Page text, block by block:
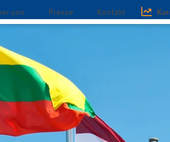
uns Presse Kontakt
Infothek